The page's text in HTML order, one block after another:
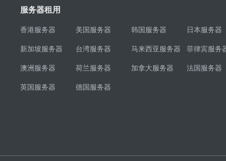
服务器租用
香港服务器 美国服务器 韩国服务器 日本服务器
新加坡服务器 台湾服务器 马来西亚服务器 菲律宾服务
澳洲服务器 荷兰服务器 加拿大服务器 法国服务器
英国服务器 德国服务器